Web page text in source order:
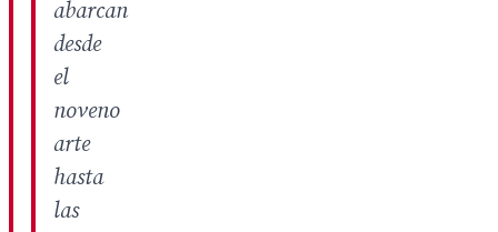
abarcan
desde
el
noveno
arte
hasta
las